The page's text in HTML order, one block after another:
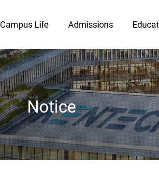
Campus Life Admissions
Notice